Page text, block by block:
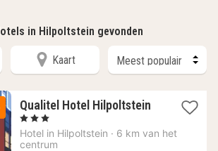
in Hilpoltstein gevonden
Kaart
Qualitel Hotel Hilpoltstein1
vanaf
, 3 Sterren
Hotel in Hilpoltstein · 6 km van het
centrum